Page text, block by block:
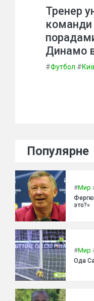
Тренер
команди
Динамо
#Футбол #
Популярне
#Мир
это?»
#Мир
Ода